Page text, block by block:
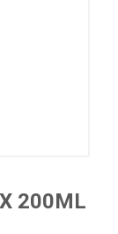
200ML